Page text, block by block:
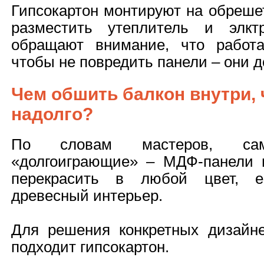
Гипсокартон монтируют на
разместить утеплитель и
обращают внимание, что
чтобы не повредить панели – они
Чем обшить балкон внутри,
надолго?
По словам мастеров,
«долгоиграющие» – МДФ-панели
перекрасить в любой цвет,
древесный интерьер.
Для решения конкретных
подходит гипсокартон.